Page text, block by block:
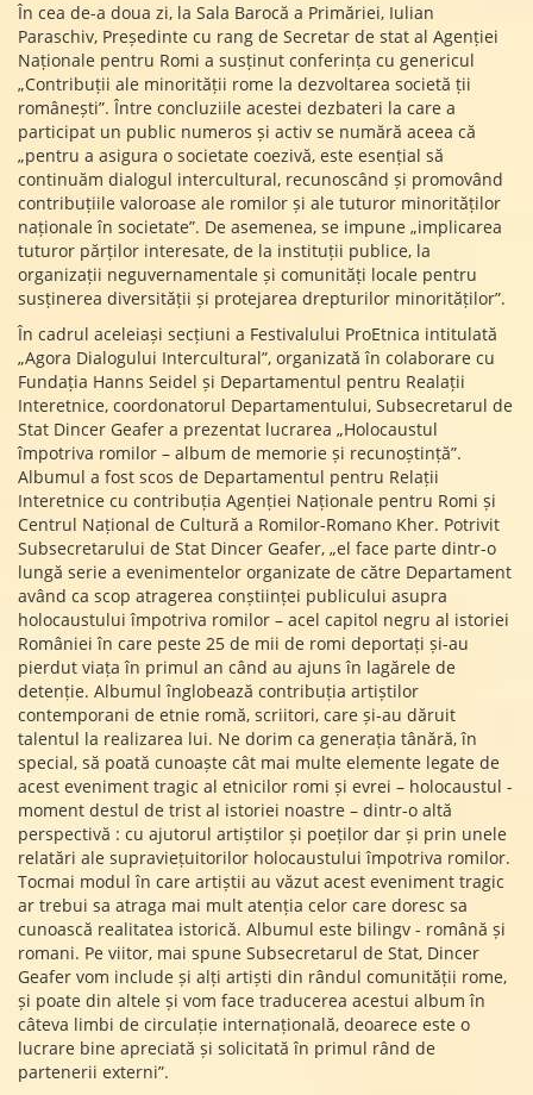
În cea de-a doua zi, la Sala Barocă a Primăriei, Iulian
Paraschiv, Președinte cu rang de Secretar de stat al Agenției
Naționale pentru Romi a susținut conferința cu genericul
„Contribuții ale minorității rome la dezvoltarea societă ții
românești”. Între concluziile acestei dezbateri la care a
participat un public numeros și activ se numără aceea că
„pentru a asigura o societate coezivă, este esențial să
continuăm dialogul intercultural, recunoscând și promovând
contribuțiile valoroase ale romilor și ale tuturor minorităților
naționale în societate”. De asemenea, se impune „implicarea
tuturor părților interesate, de la instituții publice, la
organizații neguvernamentale și comunități locale pentru
susținerea diversității și protejarea drepturilor minorităților”.
În cadrul aceleiași secțiuni a Festivalului ProEtnica intitulată
„Agora Dialogului Intercultural”, organizată în colaborare cu
Fundația Hanns Seidel și Departamentul pentru Realații
Interetnice, coordonatorul Departamentului, Subsecretarul de
Stat Dincer Geafer a prezentat lucrarea „Holocaustul
împotriva romilor – album de memorie și recunoștință”.
Albumul a fost scos de Departamentul pentru Relații
Interetnice cu contribuția Agenției Naționale pentru Romi și
Centrul Național de Cultură a Romilor-Romano Kher. Potrivit
Subsecretarului de Stat Dincer Geafer, „el face parte dintr-o
lungă serie a evenimentelor organizate de către Departament
având ca scop atragerea conștiinței publicului asupra
holocaustului împotriva romilor – acel capitol negru al istoriei
României în care peste 25 de mii de romi deportați și-au
pierdut viața în primul an când au ajuns în lagărele de
detenție. Albumul înglobează contribuția artiștilor
contemporani de etnie romă, scriitori, care și-au dăruit
talentul la realizarea lui. Ne dorim ca generația tânără, în
special, să poată cunoaște cât mai multe elemente legate de
acest eveniment tragic al etnicilor romi și evrei – holocaustul -
moment destul de trist al istoriei noastre – dintr-o altă
perspectivă : cu ajutorul artiștilor și poeților dar și prin unele
relatări ale supraviețuitorilor holocaustului împotriva romilor.
Tocmai modul în care artiștii au văzut acest eveniment tragic
ar trebui sa atraga mai mult atenția celor care doresc sa
cunoască realitatea istorică. Albumul este bilingv - română și
romani. Pe viitor, mai spune Subsecretarul de Stat, Dincer
Geafer vom include și alți artiști din rândul comunității rome,
și poate din altele și vom face traducerea acestui album în
câteva limbi de circulație internațională, deoarece este o
lucrare bine apreciată și solicitată în primul rând de
partenerii externi”.